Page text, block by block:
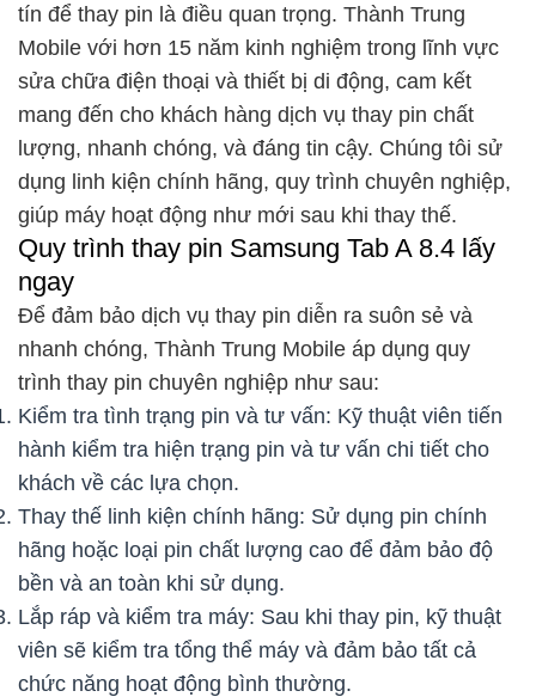
tín để thay pin là điều quan trọng. Thành Trung
Mobile với hơn 15 năm kinh nghiệm trong lĩnh vực
sửa chữa điện thoại và thiết bị di động, cam kết
mang đến cho khách hàng dịch vụ thay pin chất
lượng, nhanh chóng, và đáng tin cậy. Chúng tôi sử
dụng linh kiện chính hãng, quy trình chuyên nghiệp,
giúp máy hoạt động như mới sau khi thay thế.
Quy trình thay pin Samsung Tab A 8.4 lấy
ngay
Để đảm bảo dịch vụ thay pin diễn ra suôn sẻ và
nhanh chóng, Thành Trung Mobile áp dụng quy
trình thay pin chuyên nghiệp như sau:
Kiểm tra tình trạng pin và tư vấn: Kỹ thuật viên tiến
hành kiểm tra hiện trạng pin và tư vấn chi tiết cho
khách về các lựa chọn.
Thay thế linh kiện chính hãng: Sử dụng pin chính
hãng hoặc loại pin chất lượng cao để đảm bảo độ
bền và an toàn khi sử dụng.
Lắp ráp và kiểm tra máy: Sau khi thay pin, kỹ thuật
viên sẽ kiểm tra tổng thể máy và đảm bảo tất cả
chức năng hoạt động bình thường.